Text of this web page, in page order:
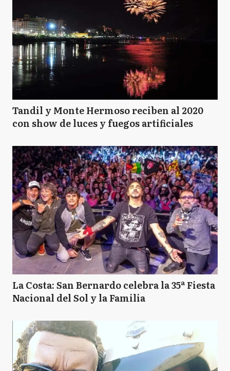
Tandil y Monte Hermoso reciben al 2020
con show de luces y fuegos artificiales
La Costa: San Bernardo celebra la 35ª Fiesta
Nacional del Sol y la Familia